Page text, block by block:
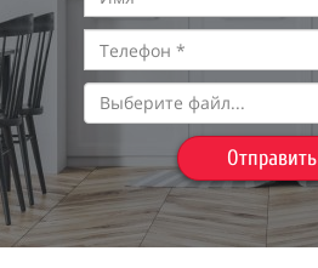
Выберите файл...
Отправить